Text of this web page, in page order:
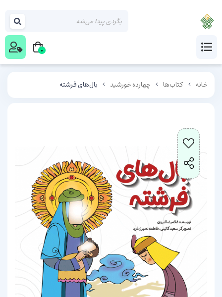
خانه کتاب‌ها چهارده خورشید بال‌های فرشته
0